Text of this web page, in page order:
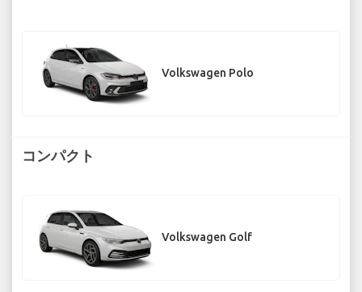
Volkswagen Polo
コンパクト
Volkswagen Golf